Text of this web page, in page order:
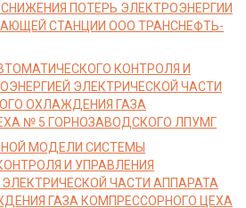
ПОТЕРЬ ЭЛЕКТРОЭНЕРГИИ
СТАНЦИИ ООО ТРАНСНЕФТЬ-
КОНТРОЛЯ И
ЭЛЕКТРИЧЕСКОЙ ЧАСТИ
ОХЛАЖДЕНИЯ ГАЗА
№ 5 ГОРНОЗАВОДСКОГО ЛПУМГ
МОДЕЛИ СИСТЕМЫ
И УПРАВЛЕНИЯ
ЧАСТИ АППАРАТА
ГАЗА КОМПРЕССОРНОГО ЦЕХА